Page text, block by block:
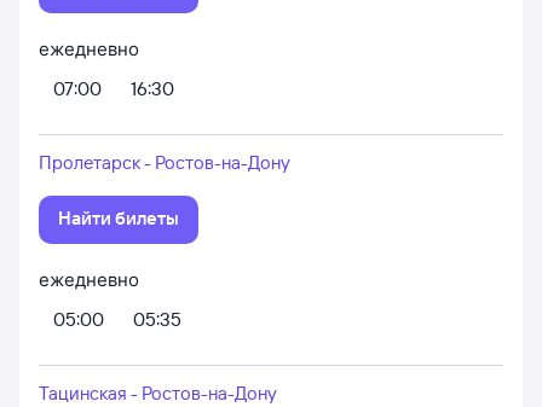
ежедневно
07:00
16:30
Пролетарск - Ростов-на-Дону
Найти билеты
ежедневно
05:00
05:35
Тацинская - Ростов-на-Дону